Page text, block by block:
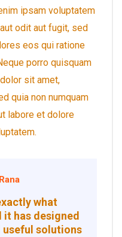
ipsam voluptatem
odit aut fugit, sed
eos qui ratione
porro quisquam
sit amet,
quia non numquam
labore et dolore
what
it has designed
solutions